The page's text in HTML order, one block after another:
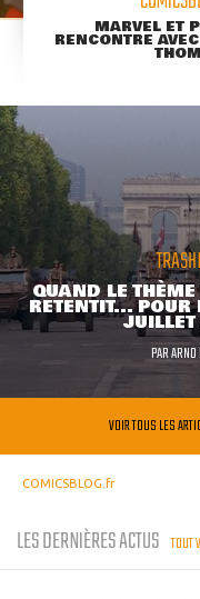
MARVEL ET
RENCONTRE
QUAND LE
RETENTIT...
PAR
VOIR TOUS LES
COMICSBLOG.fr
LES DERNIÈRES ACTUS TOUT